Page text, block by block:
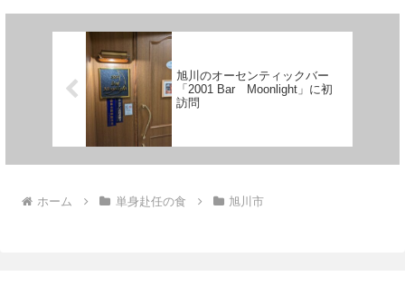
けど、それでもやっぱり驚くし
旭川のオーセンティックバー
「2001 Bar Moonlight」に初
訪問
ホーム 単身赴任の食 旭川市